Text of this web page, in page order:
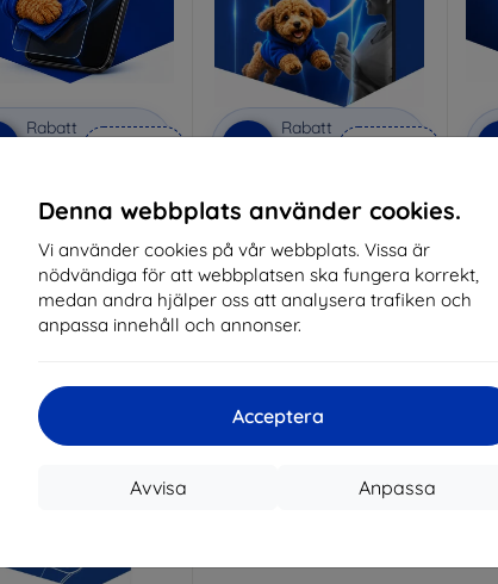
Denna webbplats använder cookies.
Vi använder cookies på vår webbplats. Vissa är
nödvändiga för att webbplatsen ska fungera korrekt,
medan andra hjälper oss att analysera trafiken och
anpassa innehåll och annonser.
Acceptera
Anpassa
Avvisa
Rabatt
Shock protective
glass
efter mått
214 kr
193 kr
Rabatt
3mk Pure Matt protective
glass
Tillverkat efter mått
170 kr
153 kr